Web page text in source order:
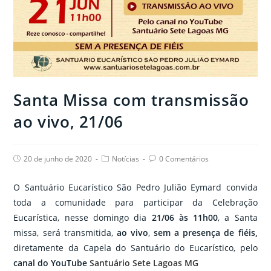
Santa Missa com transmissão
ao vivo, 21/06
Post20 de junho de 2020
PostNotícias
Post0 Comentários
O Santuário Eucarístico São Pedro Julião Eymard convida
toda a comunidade para participar da Celebração
Eucarística, nesse domingo dia 21/06 às 11h00, a Santa
missa, será transmitida, ao vivo,sem a presença de fiéis,
diretamente da Capela do Santuário do Eucarístico, pelo
canal do YouTubeSantuário Sete Lagoas MG